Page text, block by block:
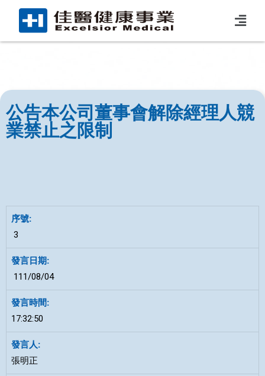
公告本公司董事會解除經理人競
業禁止之限制
3
111/08/04
17:32:50
張明正